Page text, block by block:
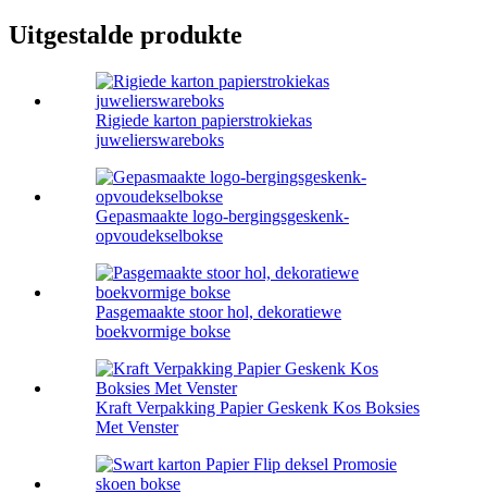
Uitgestalde produkte
Rigiede karton papierstrokiekas
juwelierswareboks
Gepasmaakte logo-bergingsgeskenk-
opvoudekselbokse
Pasgemaakte stoor hol, dekoratiewe
boekvormige bokse
Kraft Verpakking Papier Geskenk Kos Boksies
Met Venster